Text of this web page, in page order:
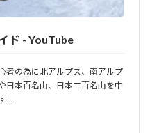
ド - YouTube
者の為に北アルプス、南アルプ
日本百名山、日本二百名山を中
…